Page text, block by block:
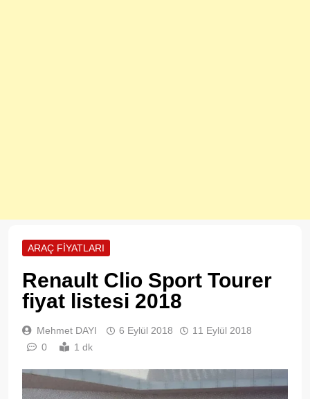
ARAÇ FIYATLARI
Renault Clio Sport Tourer
fiyat listesi 2018
Mehmet DAYI 6 Eylül 2018
11 Eylül 2018
0
1 dk